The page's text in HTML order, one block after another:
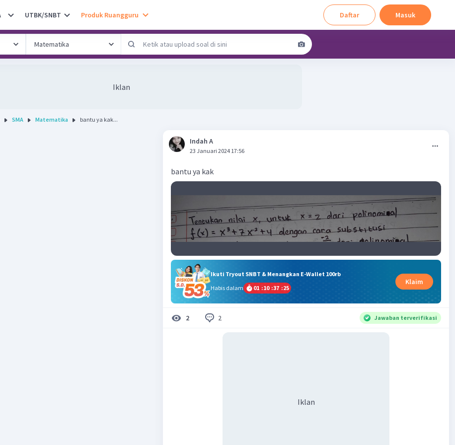
UTBK/SNBT Produk Ruangguru Daftar Masuk
Iklan
SMA Matematika bantu ya kak...
Indah A
23 Januari 2024 17:56
bantu ya kak
Ikuti Tryout SNBT & Menangkan E-Wallet 100rb
Habis dalam
01 :10 :37 :25
Klaim
2 2 Jawaban terverifikasi
Iklan